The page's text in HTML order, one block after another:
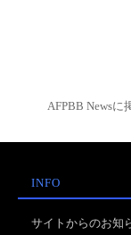
AFPBB News
INFO
サイトからのお知